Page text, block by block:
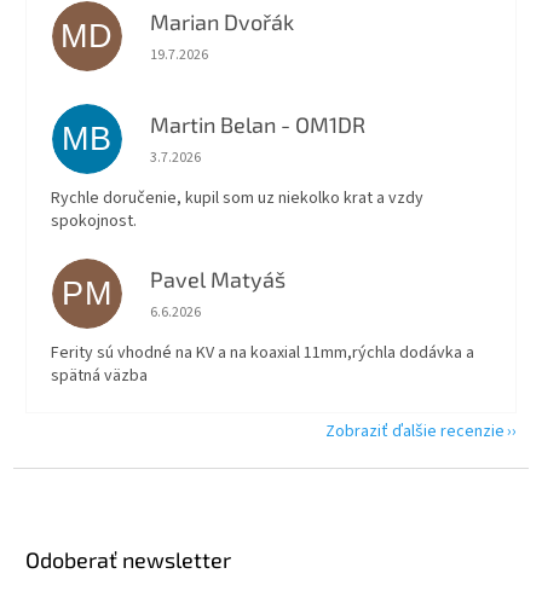
MD Marian Dvořák
Hodnotenie obchodu je 5 z 5 hviezdičiek.
19.7.2026
MB Martin Belan - OM1DR
Hodnotenie obchodu je 5 z 5 hviezdičiek.
3.7.2026
Rychle doručenie, kupil som uz niekolko krat a vzdy
spokojnost.
PM Pavel Matyáš
Hodnotenie obchodu je 5 z 5 hviezdičiek.
6.6.2026
Ferity sú vhodné na KV a na koaxial 11mm,rýchla dodávka a
spätná väzba
Zobraziť ďalšie recenzie
Odoberať newsletter